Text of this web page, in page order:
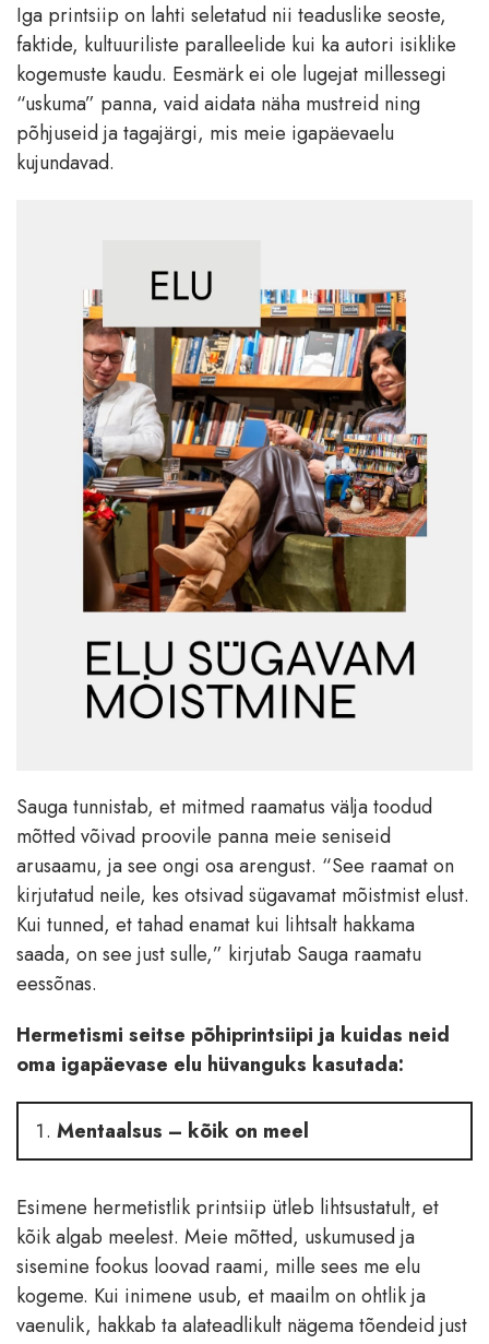
Iga printsiip on lahti seletatud nii teaduslike seoste,
faktide, kultuuriliste paralleelide kui ka autori isiklike
kogemuste kaudu. Eesmärk ei ole lugejat millessegi
“uskuma” panna, vaid aidata näha mustreid ning
põhjuseid ja tagajärgi, mis meie igapäevaelu
kujundavad.
Sauga tunnistab, et mitmed raamatus välja toodud
mõtted võivad proovile panna meie seniseid
arusaamu, ja see ongi osa arengust. “See raamat on
kirjutatud neile, kes otsivad sügavamat mõistmist elust.
Kui tunned, et tahad enamat kui lihtsalt hakkama
saada, on see just sulle,” kirjutab Sauga raamatu
eessõnas.
Hermetismi seitse põhiprintsiipi ja kuidas neid
oma igapäevase elu hüvanguks kasutada:
Mentaalsus – kõik on meel
Esimene hermetistlik printsiip ütleb lihtsustatult, et
kõik algab meelest. Meie mõtted, uskumused ja
sisemine fookus loovad raami, mille sees me elu
kogeme. Kui inimene usub, et maailm on ohtlik ja
vaenulik, hakkab ta alateadlikult nägema tõendeid just